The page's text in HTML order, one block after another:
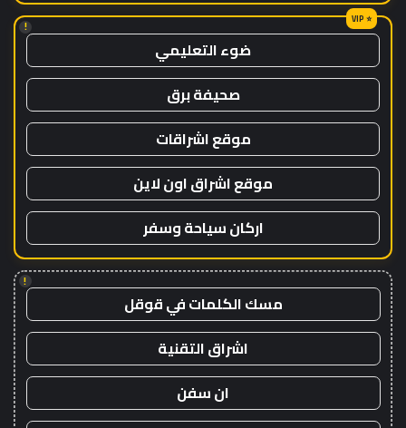
!
ضوء التعليمي
صحيفة برق
موقع اشراقات
موقع اشراق اون لاين
اركان سياحة وسفر
!
مسك الكلمات في قوقل
اشراق التقنية
ان سفن